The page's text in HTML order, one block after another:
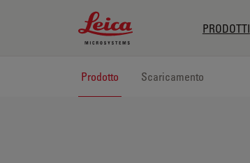
Leica Microsystems Logo
PRODOTTI
Prodotto Scaricamento